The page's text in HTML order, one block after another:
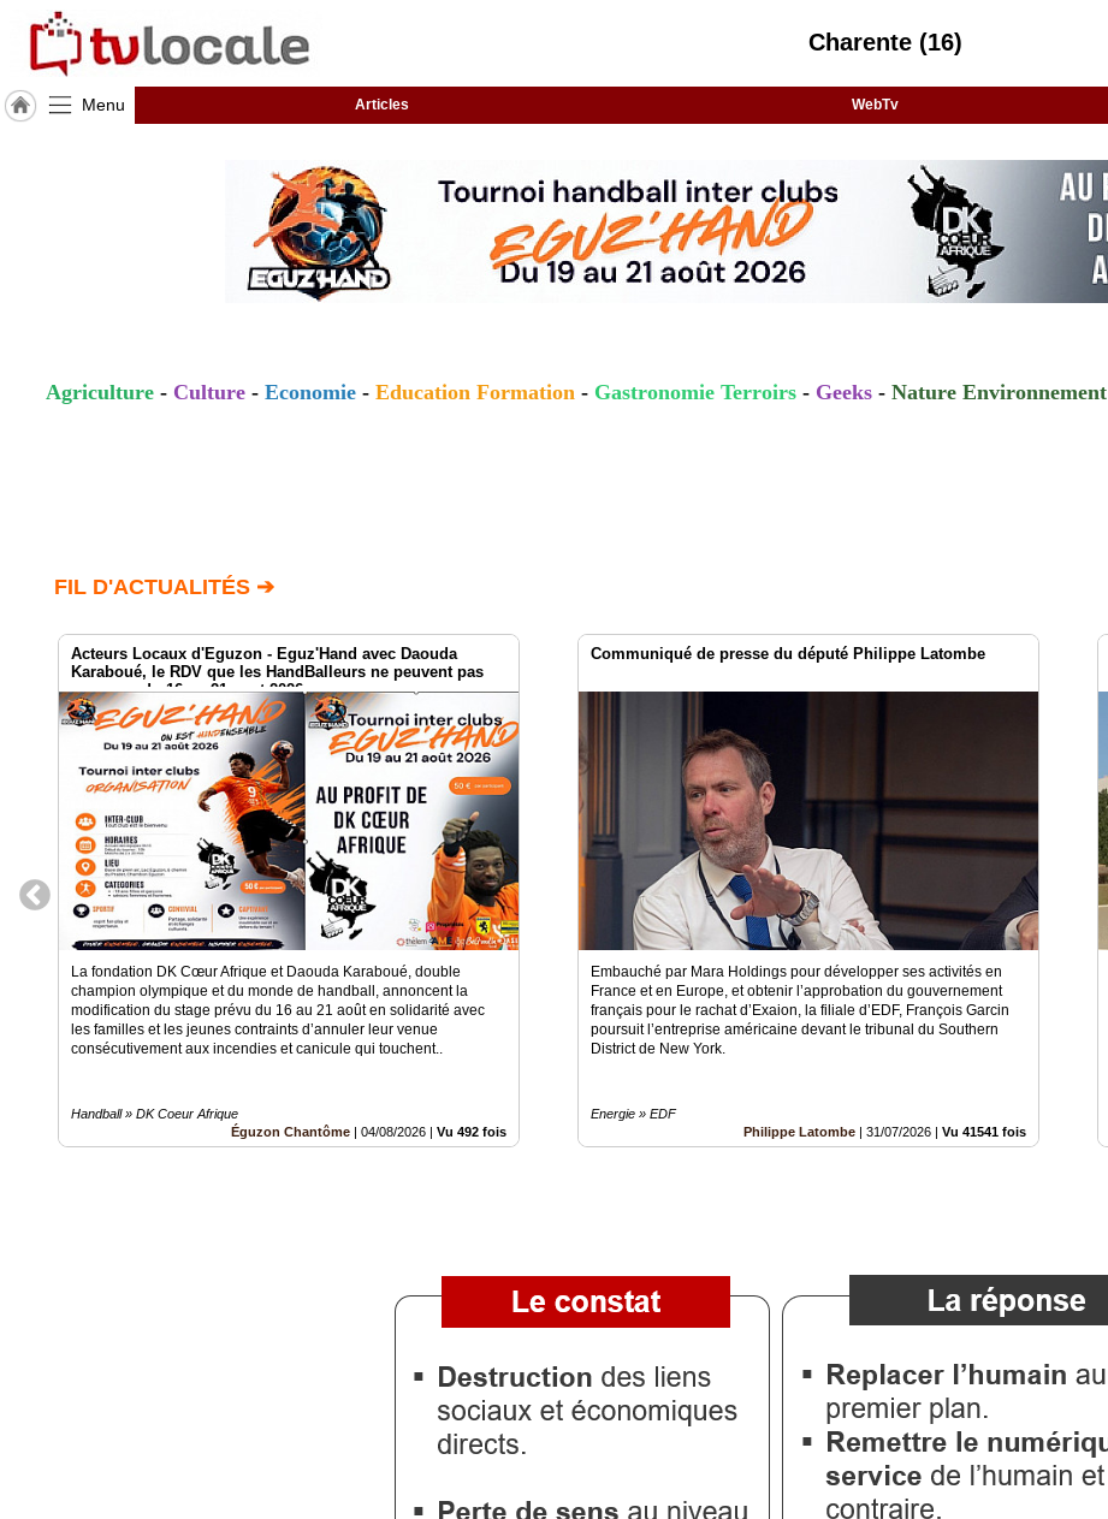
Charente (16)
Menu Articles WebTv
AccueilAgriculture - Culture - Economie - Education Formation - Gastronomie Terroirs - Geeks - Nature Environnement
FIL D'ACTUALITÉS ➔
Acteurs Locaux d'Eguzon - Eguz'Hand avec Daouda
Karaboué, le RDV que les HandBalleurs ne peuvent pas
manquer du 16 au 21 aout 2026
La fondation DK Cœur Afrique et Daouda Karaboué, double
champion olympique et du monde de handball, annoncent la
modification du stage prévu du 16 au 21 août en solidarité avec
les familles et les jeunes contraints d’annuler leur venue
consécutivement aux incendies et canicule qui touchent..
Handball » DK Coeur Afrique
Éguzon Chantôme | 04/08/2026 | Vu 492 fois
Communiqué de presse du député Philippe Latombe
Embauché par Mara Holdings pour développer ses activités en
France et en Europe, et obtenir l’approbation du gouvernement
français pour le rachat d’Exaion, la filiale d’EDF, François Garcin
poursuit l’entreprise américaine devant le tribunal du Southern
District de New York.
Energie » EDF
Philippe Latombe | 31/07/2026 | Vu 41541 fois